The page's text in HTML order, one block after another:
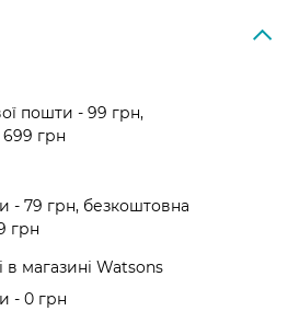
пошти - 99 грн,
грн
- 79 грн, безкоштовна
грн
в магазині Watsons
- 0 грн